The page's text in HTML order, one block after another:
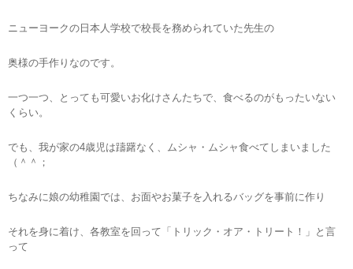
ニューヨークの日本人学校で校長を務められていた先生の
奥様の手作りなのです。
一つ一つ、とっても可愛いお化けさんたちで、食べるのがもったいない
くらい。
でも、我が家の4歳児は躊躇なく、ムシャ・ムシャ食べてしまいました
（＾＾；
ちなみに娘の幼稚園では、お面やお菓子を入れるバッグを事前に作り
それを身に着け、各教室を回って「トリック・オア・トリート！」と言
って